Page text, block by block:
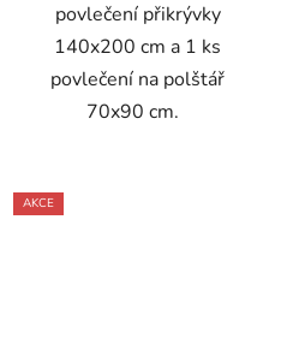
povlečení přikrývky
140x200 cm a 1 ks
povlečení na polštář
70x90 cm.
AKCE